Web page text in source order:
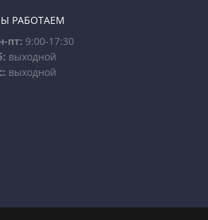
РАБОТАЕМ
пт: 9:00-17:30
выходной
выходной